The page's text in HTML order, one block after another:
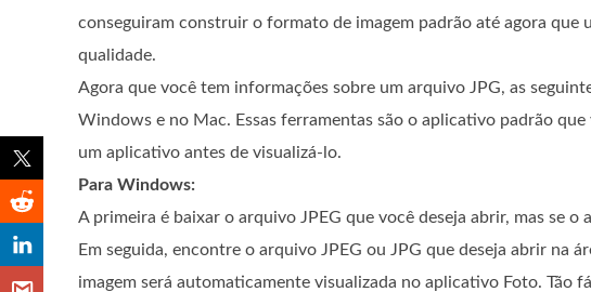
conseguiram construir o formato de imagem padrão até agora
qualidade.
Agora que você tem informações sobre um arquivo JPG, as
Windows e no Mac. Essas ferramentas são o aplicativo padrão
um aplicativo antes de visualizá-lo.
Para Windows:
A primeira é baixar o arquivo JPEG que você deseja abrir, mas se
Em seguida, encontre o arquivo JPEG ou JPG que deseja abrir na
imagem será automaticamente visualizada no aplicativo Foto. Tão